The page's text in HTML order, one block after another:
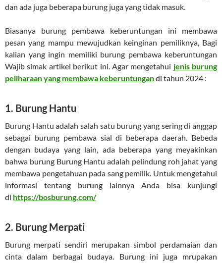
dan ada juga beberapa burung juga yang tidak masuk.
Biasanya burung pembawa keberuntungan ini membawa
pesan yang mampu mewujudkan keinginan pemiliknya, Bagi
kalian yang ingin memiliki burung pembawa keberuntungan
Wajib simak artikel berikut ini. Agar mengetahui jenis burung
peliharaan yang membawa keberuntungandi tahun 2024 :
1. Burung Hantu
Burung Hantu adalah salah satu burung yang sering di anggap
sebagai burung pembawa sial di beberapa daerah. Bebeda
dengan budaya yang lain, ada beberapa yang meyakinkan
bahwa burung Burung Hantu adalah pelindung roh jahat yang
membawa pengetahuan pada sang pemilik. Untuk mengetahui
informasi tentang burung lainnya Anda bisa kunjungi
di https://bosburung.com/
2. Burung Merpati
Burung merpati sendiri merupakan simbol perdamaian dan
cinta dalam berbagai budaya. Burung ini juga mrupakan